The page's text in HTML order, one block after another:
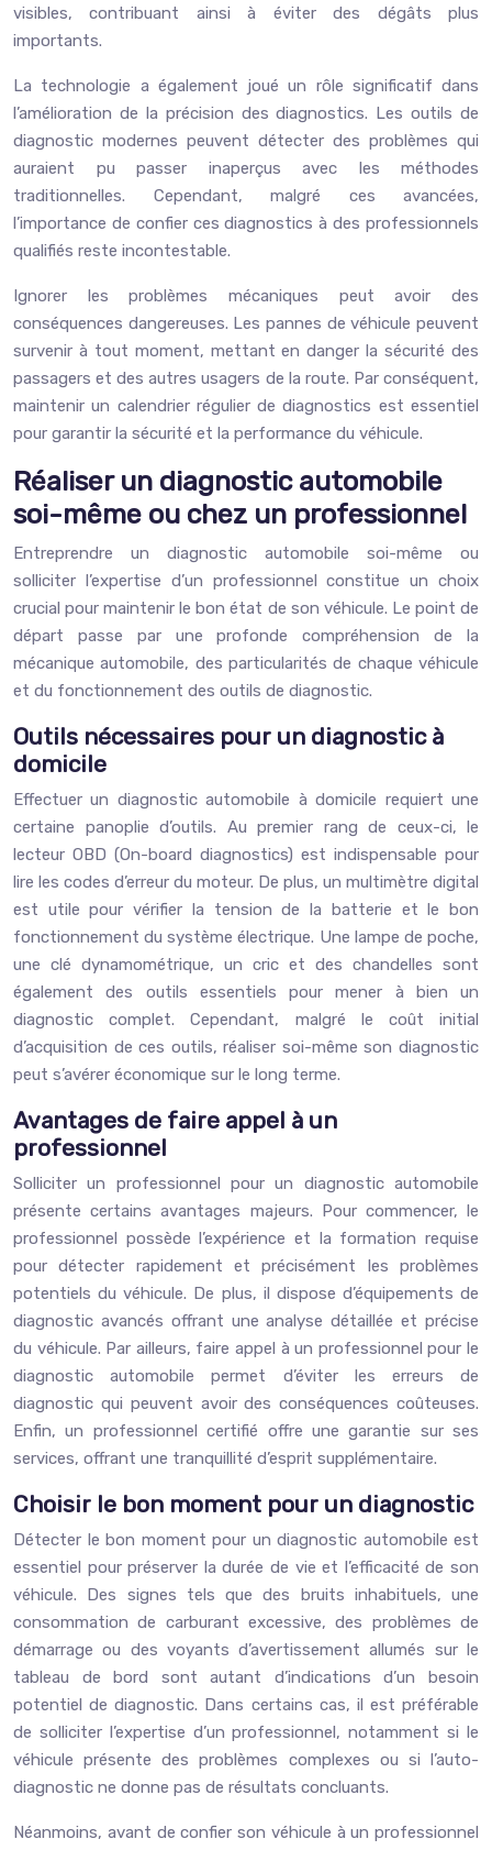
visibles, contribuant ainsi à éviter des dégâts plus
importants.
La technologie a également joué un rôle significatif dans
l’amélioration de la précision des diagnostics. Les outils de
diagnostic modernes peuvent détecter des problèmes qui
auraient pu passer inaperçus avec les méthodes
traditionnelles. Cependant, malgré ces avancées,
l’importance de confier ces diagnostics à des professionnels
qualifiés reste incontestable.
Ignorer les problèmes mécaniques peut avoir des
conséquences dangereuses. Les pannes de véhicule peuvent
survenir à tout moment, mettant en danger la sécurité des
passagers et des autres usagers de la route. Par conséquent,
maintenir un calendrier régulier de diagnostics est essentiel
pour garantir la sécurité et la performance du véhicule.
Réaliser un diagnostic automobile
soi-même ou chez un professionnel
Entreprendre un diagnostic automobile soi-même ou
solliciter l’expertise d’un professionnel constitue un choix
crucial pour maintenir le bon état de son véhicule. Le point de
départ passe par une profonde compréhension de la
mécanique automobile, des particularités de chaque véhicule
et du fonctionnement des outils de diagnostic.
Outils nécessaires pour un diagnostic à
domicile
Effectuer un diagnostic automobile à domicile requiert une
certaine panoplie d’outils. Au premier rang de ceux-ci, le
lecteur OBD (On-board diagnostics) est indispensable pour
lire les codes d’erreur du moteur. De plus, un multimètre digital
est utile pour vérifier la tension de la batterie et le bon
fonctionnement du système électrique. Une lampe de poche,
une clé dynamométrique, un cric et des chandelles sont
également des outils essentiels pour mener à bien un
diagnostic complet. Cependant, malgré le coût initial
d’acquisition de ces outils, réaliser soi-même son diagnostic
peut s’avérer économique sur le long terme.
Avantages de faire appel à un
professionnel
Solliciter un professionnel pour un diagnostic automobile
présente certains avantages majeurs. Pour commencer, le
professionnel possède l’expérience et la formation requise
pour détecter rapidement et précisément les problèmes
potentiels du véhicule. De plus, il dispose d’équipements de
diagnostic avancés offrant une analyse détaillée et précise
du véhicule. Par ailleurs, faire appel à un professionnel pour le
diagnostic automobile permet d’éviter les erreurs de
diagnostic qui peuvent avoir des conséquences coûteuses.
Enfin, un professionnel certifié offre une garantie sur ses
services, offrant une tranquillité d’esprit supplémentaire.
Choisir le bon moment pour un diagnostic
Détecter le bon moment pour un diagnostic automobile est
essentiel pour préserver la durée de vie et l’efficacité de son
véhicule. Des signes tels que des bruits inhabituels, une
consommation de carburant excessive, des problèmes de
démarrage ou des voyants d’avertissement allumés sur le
tableau de bord sont autant d’indications d’un besoin
potentiel de diagnostic. Dans certains cas, il est préférable
de solliciter l’expertise d’un professionnel, notamment si le
véhicule présente des problèmes complexes ou si l’auto-
diagnostic ne donne pas de résultats concluants.
Néanmoins, avant de confier son véhicule à un professionnel